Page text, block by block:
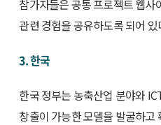
참가자들은 공통 프로젝트 웹
관련 경험을 공유하도록 되어 있
3. 한국
한국 정부는 농축산업 분야와
창출이 가능한 모델을 발굴하고